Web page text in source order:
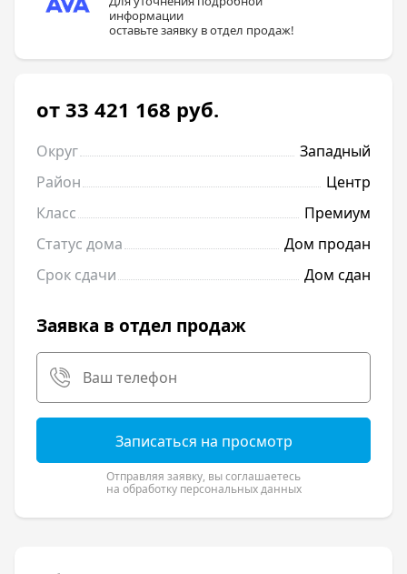
информации
оставьте заявку в отдел продаж!
от 33 421 168 руб.
Округ
Западный
Район
Центр
Класс
Премиум
Статус дома
Дом продан
Срок сдачи
Дом сдан
Заявка в отдел продаж
Записаться на просмотр
Отправляя заявку, вы соглашаетесь
на обработку персональных данных